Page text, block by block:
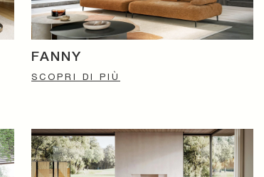
FANNY
SCOPRI DI PIÙ